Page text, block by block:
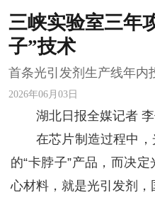
三峡实验室三年
子”技术
首条光引发剂生产线年内
2026年06月03日
湖北日报全媒记者
在芯片制造过程中
的“卡脖子”产品，而决
心材料，就是光引发剂，